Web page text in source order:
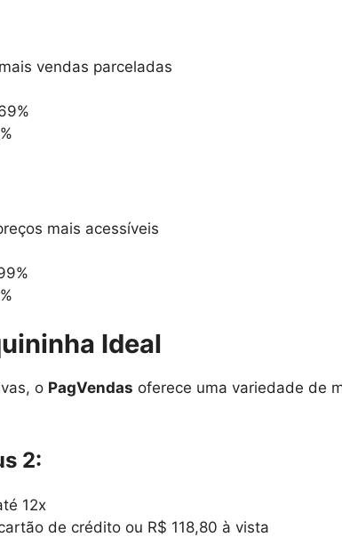
vendas parceladas
mais acessíveis
Ideal
o PagVendas oferece uma variedade de
2:
12x
de crédito ou R$ 118,80 à vista